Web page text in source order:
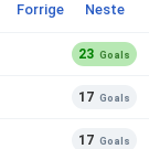
Forrige Neste
23 Goals
17 Goals
17 Goals